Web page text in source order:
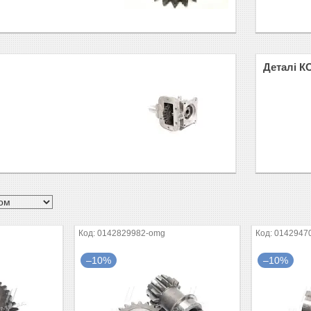
Деталі
0142829982-omg
–10% –10%